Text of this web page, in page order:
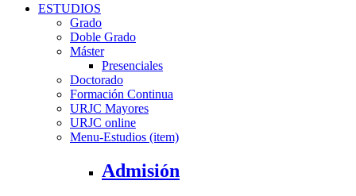
ESTUDIOS
Grado
Doble Grado
Máster
Presenciales
Doctorado
Formación Continua
URJC Mayores
URJC online
Menu-Estudios (item)
Admisión